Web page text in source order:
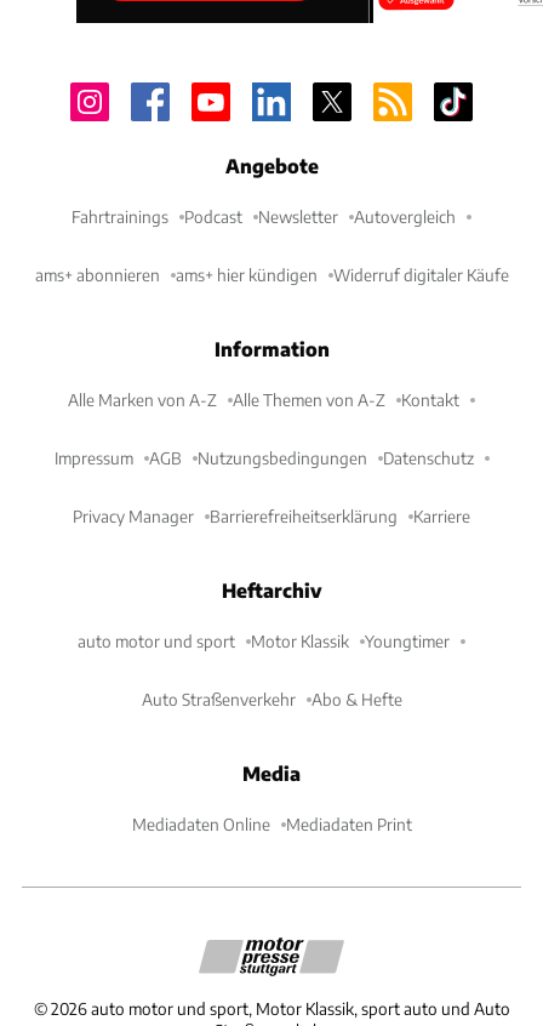
Angebote
Fahrtrainings Podcast Newsletter Autovergleich
ams+ abonnieren ams+ hier kündigen Widerruf digitaler Käufe
Information
Alle Marken von A-Z Alle Themen von A-Z Kontakt
Impressum AGB Nutzungsbedingungen Datenschutz
Privacy Manager Barrierefreiheitserklärung Karriere
Heftarchiv
auto motor und sport Motor Klassik Youngtimer
Auto Straßenverkehr Abo & Hefte
Media
Mediadaten Online Mediadaten Print
©2026 auto motor und sport, Motor Klassik, sport auto und Auto